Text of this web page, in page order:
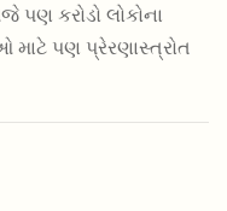
કરોડો લોકોના
માટે પણ પ્રેરણાસ્ત્રોત